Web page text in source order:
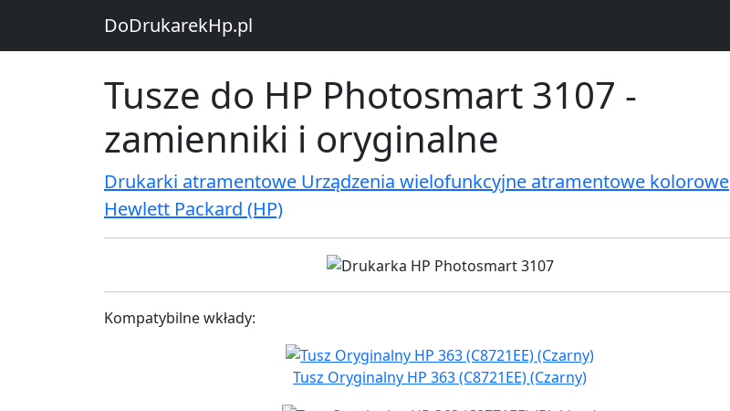
DoDrukarekHp.pl
Tusze do HP Photosmart 3107 -
zamienniki i oryginalne
Drukarki atramentowe Urządzenia wielofunkcyjne atramentowe kolorowe
Hewlett Packard (HP)
Kompatybilne wkłady:
Tusz Oryginalny HP 363 (C8721EE) (Czarny)